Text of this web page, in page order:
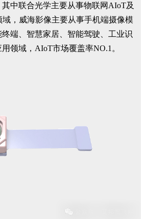
中联合光学主要从事物联网AIoT及
，威海影像主要从事手机端摄像模
端、智慧家居、智能驾驶、工业识
领域，AIoT市场覆盖率NO.1。